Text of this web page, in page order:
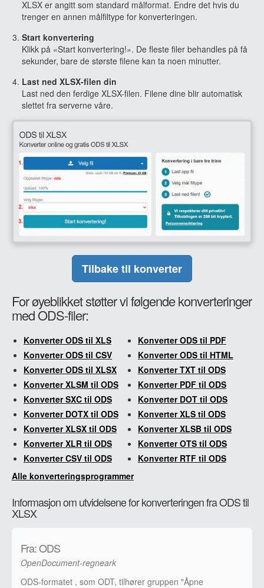
XLSX er angitt som standard målformat. Endre det hvis du
trenger en annen målfiltype for konverteringen.
Start konvertering
Klikk på «Start konvertering!». De fleste filer behandles på få
sekunder, bare de største filene kan ta noen minutter.
Last ned XLSX-filen din
Last ned den ferdige XLSX-filen. Filene dine blir automatisk
slettet fra serverne våre.
Tilbake til konverter
For øyeblikket støtter vi følgende konverteringer
med ODS-filer:
Konverter ODS til XLS
Konverter ODS til PDF
Konverter ODS til CSV
Konverter ODS til HTML
Konverter ODS til XLSX
Konverter TXT til ODS
Konverter XLSM til ODS
Konverter PDF til ODS
Konverter SXC til ODS
Konverter DOT til ODS
Konverter DOTX til ODS
Konverter XLS til ODS
Konverter XLSX til ODS
Konverter XLSB til ODS
Konverter XLR til ODS
Konverter OTS til ODS
Konverter CSV til ODS
Konverter RTF til ODS
Alle konverteringsprogrammer
Informasjon om utvidelsene for konverteringen fra ODS til
XLSX
Fra: ODS
OpenDocument-regneark
ODS-formatet , som ODT, tilhører gruppen "Åpne